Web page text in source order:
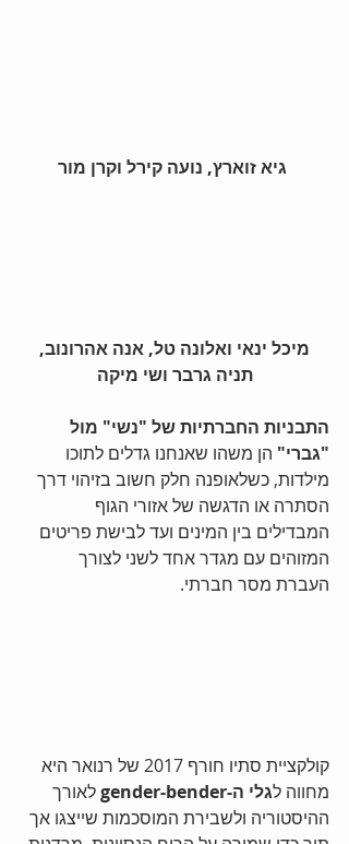
מיכל ינאי ואלונה טל, אנה אהרונוב,
תניה גרבר ושי מיקה
התבניות החברתיות של "נשי" מול
"גברי" הן משהו שאנחנו גדלים לתוכו
מילדות, כשלאופנה חלק חשוב בזיהוי דרך
הסתרה או הדגשה של אזורי הגוף
המבדילים בין המינים ועד לבישת פריטים
המזוהים עם מגדר אחד לשני לצורך
העברת מסר חברתי.
קולקציית סתיו חורף 2017 של רנואר היא
מחווה לגלי ה-gender-bender
לאורך
ההיסטוריה ולשבירת המוסכמות שייצגו אך